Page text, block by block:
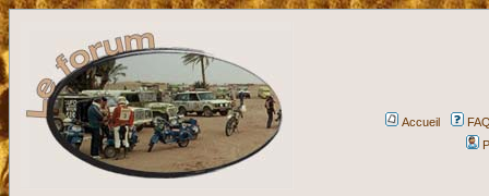
Accueil